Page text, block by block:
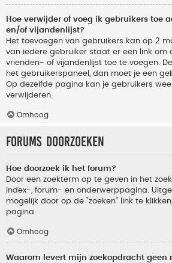
Hoe verwijder of voeg ik gebruikers toe
en/of vijandenlijst?
Het toevoegen van gebruikers kan op 2
van iedere gebruiker staat er een link om
vrienden- of vijandenlijst toe te voegen.
het gebruikerspaneel, dan moet je een
Op dezelfde pagina kan je gebruikers
verwijderen.
Omhoog
Forums doorzoeken
Hoe doorzoek ik het forum?
Door een zoekterm op te geven in het
index-, forum- en onderwerppagina.
mogelijk door op de "zoeken" link te
pagina.
Omhoog
Waarom levert mijn zoekopdracht geen